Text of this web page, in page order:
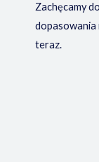
Zachęcamy
dopasowania
teraz.